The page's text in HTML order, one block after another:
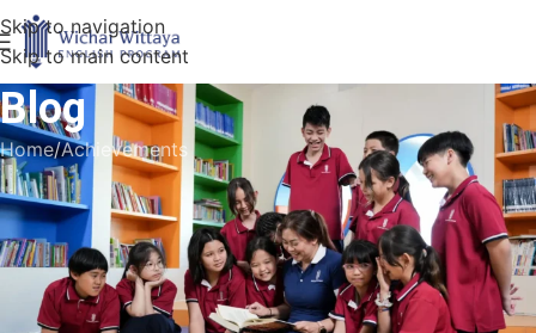
Skip to navigation
Skip to main content
Blog
Home Achievements
ACHIEVEMENTS,EVENTS SECONDARY,STUDENTS
Honorable Mention Award in the
Junior High School Category Y8-
Y10 Drawing Competition